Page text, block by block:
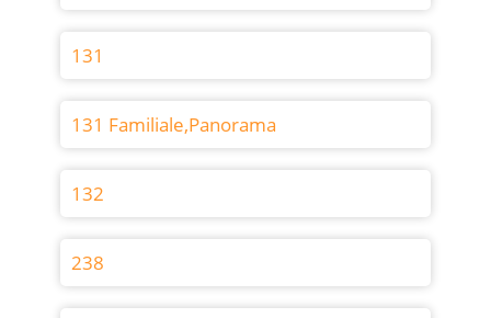
131
131 Familiale,Panorama
132
238